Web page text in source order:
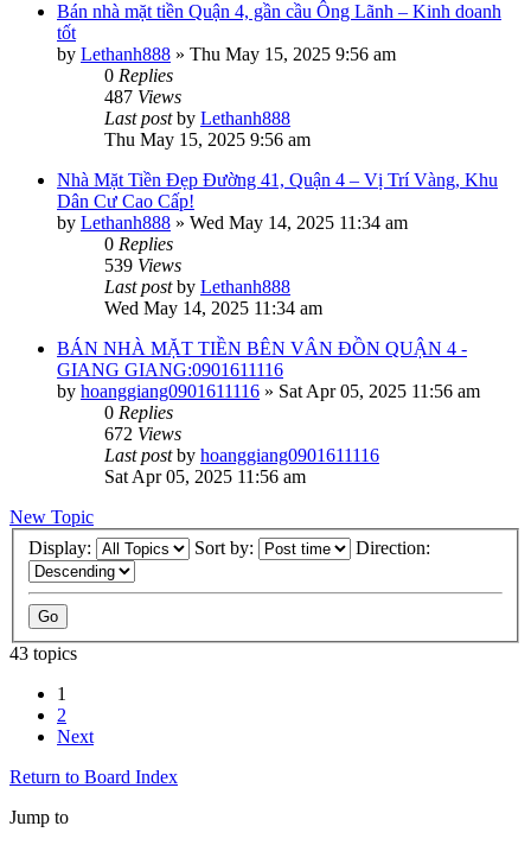
Bán nhà mặt tiền Quận 4, gần cầu Ông Lãnh – Kinh doanh
tốt
by Lethanh888 » Thu May 15, 2025 9:56 am
0 Replies
487 Views
Last postby Lethanh888
Thu May 15, 2025 9:56 am
Nhà Mặt Tiền Đẹp Đường 41, Quận 4 – Vị Trí Vàng, Khu
Dân Cư Cao Cấp!
by Lethanh888 » Wed May 14, 2025 11:34 am
0 Replies
539 Views
Last postby Lethanh888
Wed May 14, 2025 11:34 am
BÁN NHÀ MẶT TIỀN BÊN VÂN ĐỒN QUẬN 4 -
GIANG GIANG:0901611116
by hoanggiang0901611116 » Sat Apr 05, 2025 11:56 am
0 Replies
672 Views
Last postby hoanggiang0901611116
Sat Apr 05, 2025 11:56 am
New Topic
Display:
Sort by: Direction:
43 topics
1
2
Next
Return to Board Index
Jump to